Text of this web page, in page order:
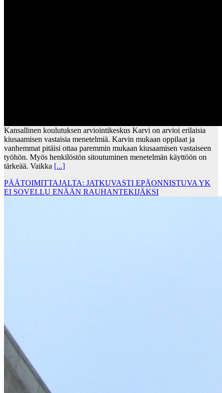
Kansallinen koulutuksen arviointikeskus Karvi on arvioi erilaisia
kiusaamisen vastaisia menetelmiä. Karvin mukaan oppilaat ja
vanhemmat pitäisi ottaa paremmin mukaan kiusaamisen vastaiseen
työhön. Myös henkilöstön sitoutuminen menetelmän käyttöön on
tärkeää. Vaikka [...]
PÄÄTOIMITTAJALTA: JATKUVASTI EPÄONNISTUVA YK
EI SOVELLU ENÄÄN RAUHANTEKIJÄKSI